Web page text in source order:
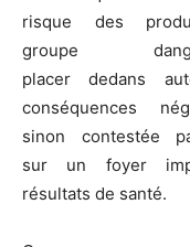
risque des
groupe
placer dedans
conséquences
sinon contestée
sur un foyer
résultats de santé.